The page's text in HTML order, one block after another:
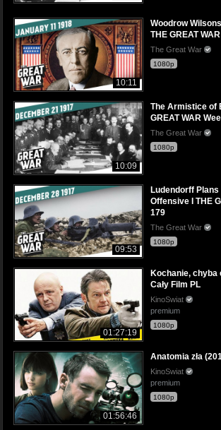
10:11
Woodrow
THE GREAT
The Great War
1080p
10:09
The Armistice of
GREAT WAR
The Great War
1080p
09:53
Ludendorff
Offensive I THE
179
The Great War
1080p
01:27:19
Kochanie, chyba
Cały Film PL
KinoSwiat
premium
1080p
01:56:46
Anatomia zła
KinoSwiat
premium
1080p